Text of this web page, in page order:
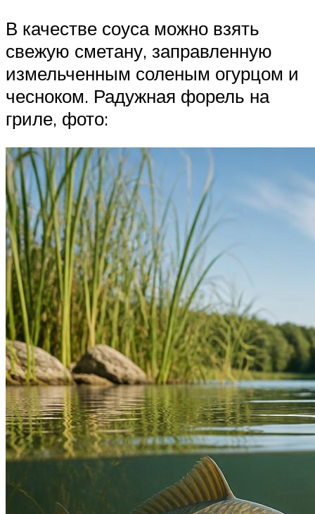
В качестве соуса можно взять
свежую сметану, заправленную
измельченным соленым огурцом и
чесноком. Радужная форель на
гриле, фото: